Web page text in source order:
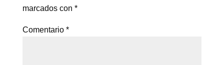
marcados con *
Comentario *